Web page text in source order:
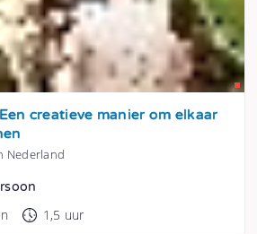
creatieve manier om elkaar
Nederland
1,5 uur